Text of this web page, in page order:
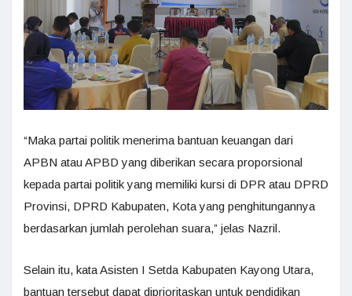
“Maka partai politik menerima bantuan keuangan dari
APBN atau APBD yang diberikan secara proporsional
kepada partai politik yang memiliki kursi di DPR atau DPRD
Provinsi, DPRD Kabupaten, Kota yang penghitungannya
berdasarkan jumlah perolehan suara,” jelas Nazril.
Selain itu, kata Asisten I Setda Kabupaten Kayong Utara,
bantuan tersebut dapat diprioritaskan untuk pendidikan